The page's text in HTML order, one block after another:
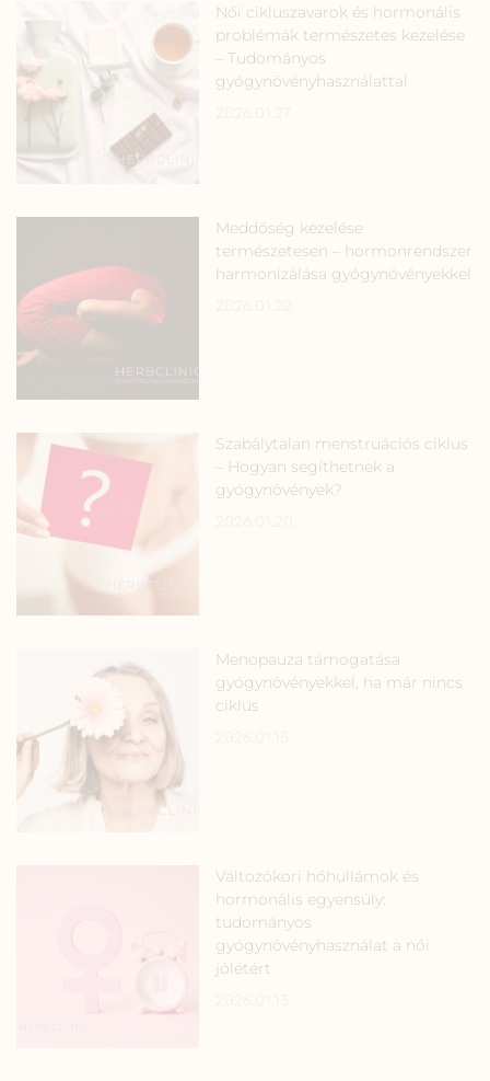
Női cikluszavarok és hormonális
problémák természetes kezelése
– Tudományos
gyógynövényhasználattal
Meddőség kezelése
természetesen – hormonrendszer
harmonizálása gyógynövényekkel
Szabálytalan menstruációs ciklus
– Hogyan segíthetnek a
gyógynövények?
Menopauza támogatása
gyógynövényekkel, ha már nincs
ciklus
Változókori hőhullámok és
hormonális egyensúly:
tudományos
gyógynövényhasználat a női
jólétért